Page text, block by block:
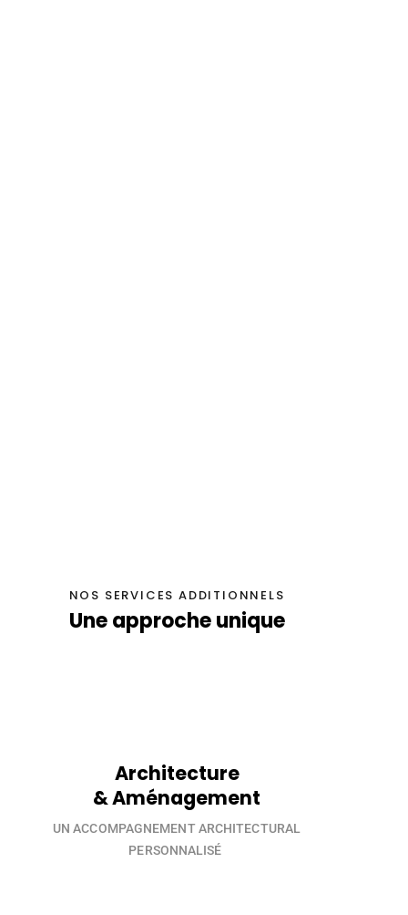
NOS SERVICES ADDITIONNELS
Une approche unique
Architecture
& Aménagement
UN ACCOMPAGNEMENT ARCHITECTURAL
PERSONNALISÉ